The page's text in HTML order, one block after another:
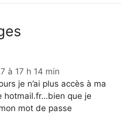
à 17 h 14 min
je n’ai plus accès à ma
hotmail.fr…bien que je
mot de passe